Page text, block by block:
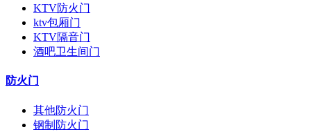
KTV防火门
ktv包厢门
KTV隔音门
酒吧卫生间门
防火门
其他防火门
钢制防火门